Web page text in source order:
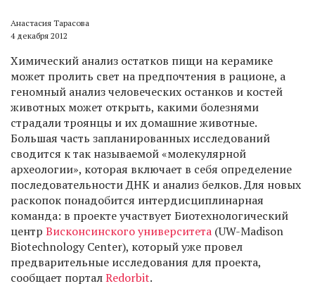
Анастасия Тарасова
4 декабря 2012
Химический анализ остатков пищи на керамике
может пролить свет на предпочтения в рационе, а
геномный анализ человеческих останков и костей
животных может открыть, какими болезнями
страдали троянцы и их домашние животные.
Большая часть запланированных исследований
сводится к так называемой «молекулярной
археологии», которая включает в себя определение
последовательности ДНК и анализ белков. Для новых
раскопок понадобится интердисциплинарная
команда: в проекте участвует Биотехнологический
центр Висконсинского университета (UW-Madison
Biotechnology Center), который уже провел
предварительные исследования для проекта,
сообщает порталRedorbit.